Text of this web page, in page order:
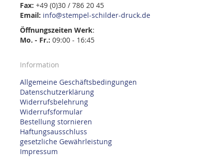
Fax: +49 (0)30 / 786 20 45
Email: info@stempel-schilder-druck.de
Öffnungszeiten Werk:
Mo. - Fr.: 09:00 - 16:45
Information
Allgemeine Geschäftsbedingungen
Datenschutzerklärung
Widerrufsbelehrung
Widerrufsformular
Bestellung stornieren
Haftungsausschluss
gesetzliche Gewährleistung
Impressum